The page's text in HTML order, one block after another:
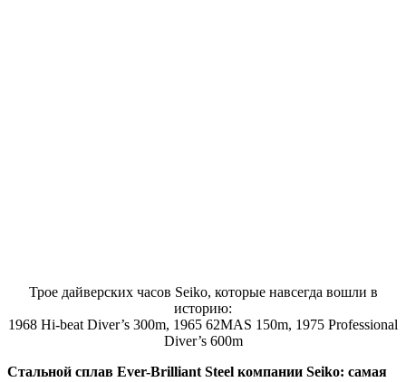
Трое дайверских часов Seiko, которые навсегда вошли в
историю:
1968 Hi-beat Diver’s 300m, 1965 62MAS 150m, 1975 Professional
Diver’s 600m
Стальной сплав Ever-Brilliant Steel компании Seiko: самая